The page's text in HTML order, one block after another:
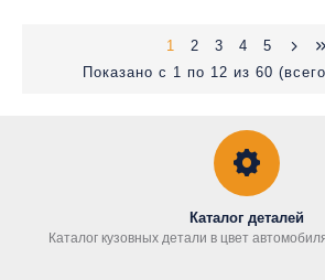
1 2 3 4
5
Показано с 1 по 12 из 60
Каталог деталей
Каталог кузовных детали в цвет